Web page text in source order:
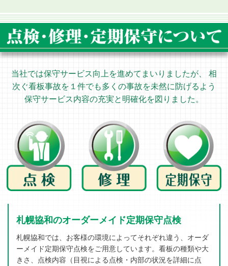
当社では保守サービス向上を進めてまいりましたが、 相
次ぐ看板事故を１件でも多くの事故を未然に防げるよう
保守サービス内容の充実と明確化を図りました。
札幌協和のオーダーメイド定期保守点検
札幌協和では、お客様の環境によってそれぞれ違う、オーダ
ーメイド定期保守点検をご用意しています。看板の種類や大
きさ、点検内容（目視による点検・内部の状況を詳細に点